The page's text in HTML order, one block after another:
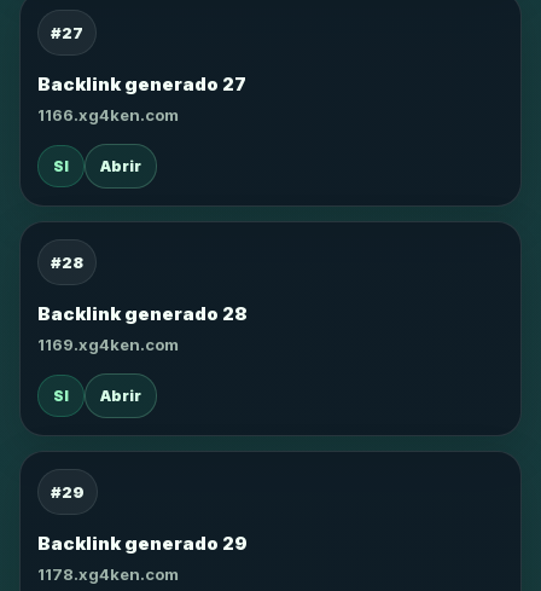
#27
Backlink generado 27
1166.xg4ken.com
SI Abrir
#28
Backlink generado 28
1169.xg4ken.com
SI Abrir
#29
Backlink generado 29
1178.xg4ken.com